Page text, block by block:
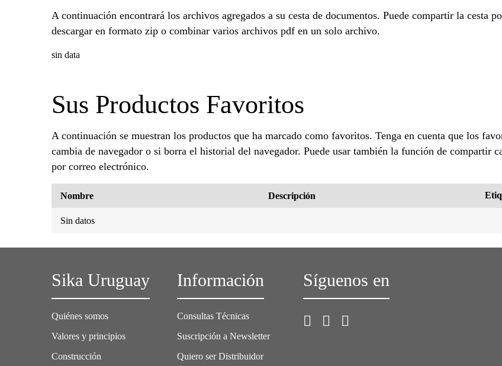
A continuación encontrará los archivos agregados a su cesta de documentos. Puede compartir la cesta
descargar en formato zip o combinar varios archivos pdf en un solo archivo.
sin data
Sus Productos Favoritos
A continuación se muestran los productos que ha marcado como favoritos. Tenga en cuenta que los
cambia de navegador o si borra el historial del navegador. Puede usar también la función de compartir
por correo electrónico.
Nombre Descripción
Sin datos
Sika Uruguay
Quiénes somos
Valores y principios
Construcción
Información
Consultas Técnicas
Suscripción a Newsletter
Quiero ser Distribuidor
Síguenos en